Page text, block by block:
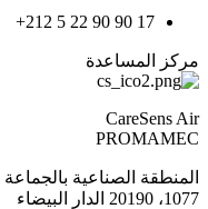
+212 5 22 90 90 17
مركز المساعدة
CareSens Air
PROMAMEC
1077، 20190 الدار البيضاء